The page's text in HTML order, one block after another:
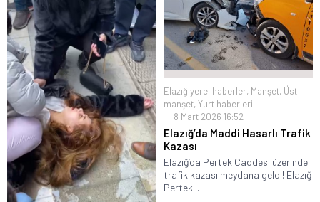
Elazığ yerel haberler, Manşet, Üst
manşet, Yurt haberleri
8 Mart 2026 16:52
Elazığ’da Maddi Hasarlı Trafik
Kazası
Elazığ’da Pertek Caddesi üzerinde
trafik kazası meydana geldi! Elazığ
Pertek...